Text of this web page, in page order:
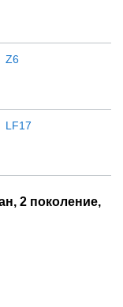
Z6
LF17
2 поколение,